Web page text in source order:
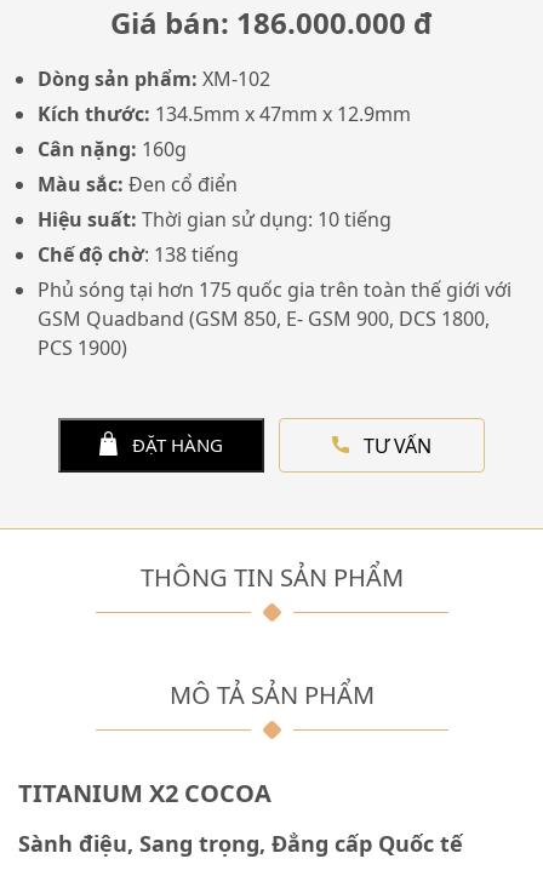
Giá bán: 186.000.000 đ
Dòng sản phẩm: XM-102
Kích thước: 134.5mm x 47mm x 12.9mm
Cân nặng: 160g
Màu sắc: Đen cổ điển
Hiệu suất: Thời gian sử dụng: 10 tiếng
Chế độ chờ: 138 tiếng
Phủ sóng tại hơn 175 quốc gia trên toàn thế giới với
GSM Quadband (GSM 850, E- GSM 900, DCS 1800,
PCS 1900)
ĐẶT HÀNG TƯ VẤN
MÔ TẢ SẢN PHẨM
TITANIUM X2 COCOA
Sành điệu, Sang trọng, Đẳng cấp Quốc tế
THÔNG TIN SẢN PHẨM